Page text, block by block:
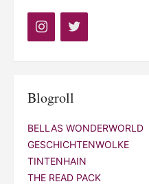
Blogroll
BELLAS WONDERWORLD
GESCHICHTENWOLKE
TINTENHAIN
THE READ PACK